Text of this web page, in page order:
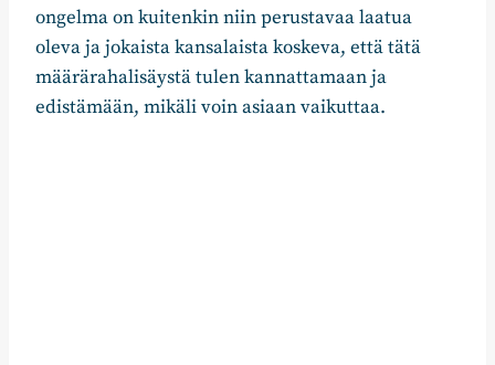
ongelma on kuitenkin niin perustavaa laatua
oleva ja jokaista kansalaista koskeva, että tätä
määrärahalisäystä tulen kannattamaan ja
edistämään, mikäli voin asiaan vaikuttaa.